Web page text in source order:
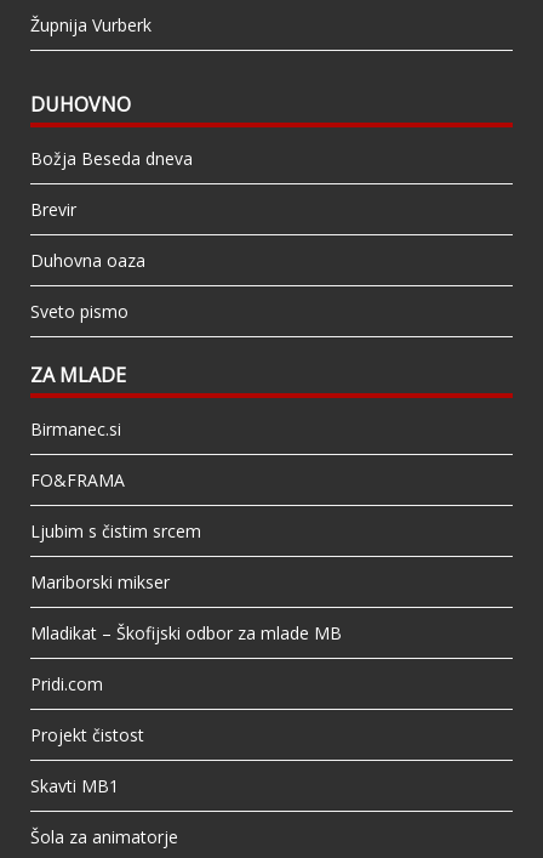
Župnija Vurberk
DUHOVNO
Božja Beseda dneva
Brevir
Duhovna oaza
Sveto pismo
ZA MLADE
Birmanec.si
FO&FRAMA
Ljubim s čistim srcem
Mariborski mikser
Mladikat – Škofijski odbor za mlade MB
Pridi.com
Projekt čistost
Skavti MB1
Šola za animatorje